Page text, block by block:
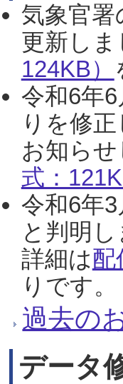
気象官
更新しま
124KB）
令和6年
りを修
お知ら
式：
令和6年
と判明
詳細は配
りです。
過去の
データ